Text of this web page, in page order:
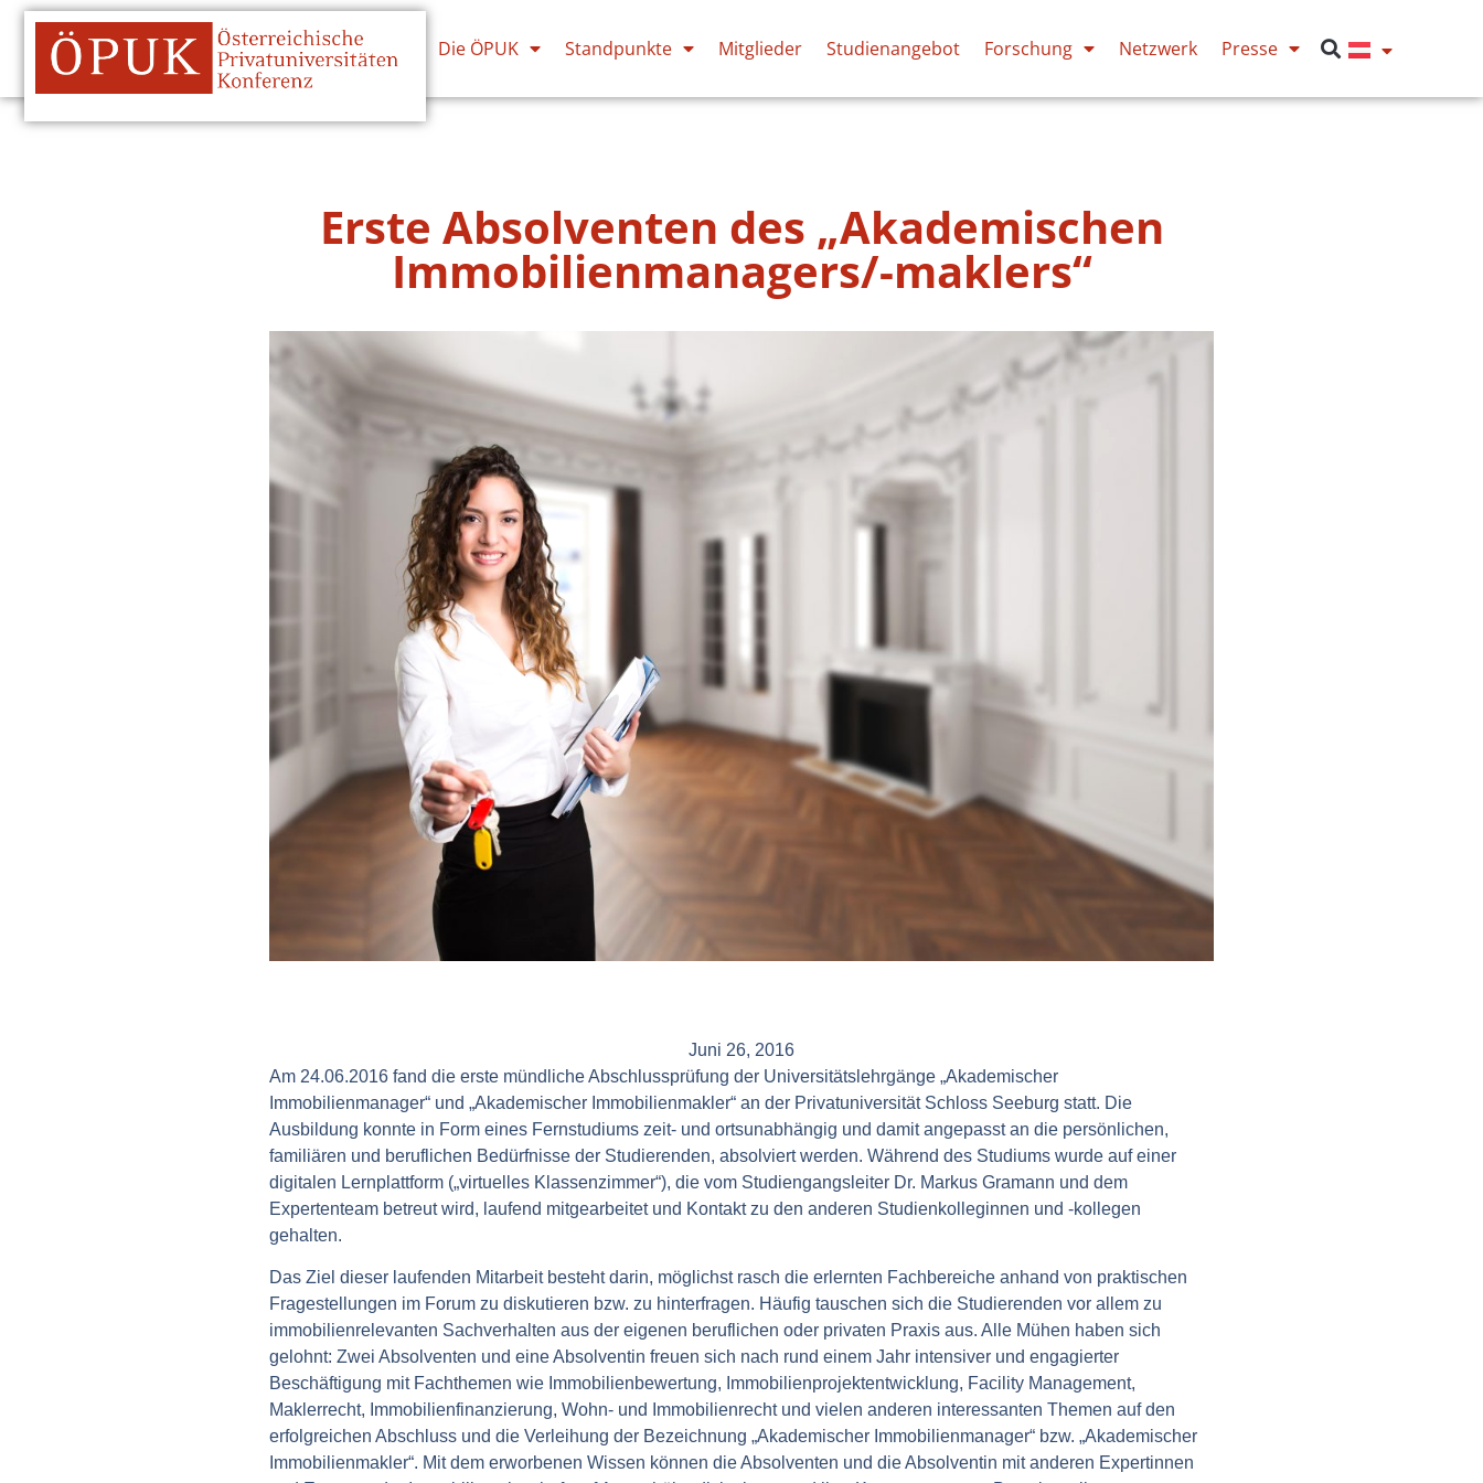
Die ÖPUK Standpunkte Mitglieder Studienangebot Forschung Netzwerk Presse
Erste Absolventen des „Akademischen
Immobilienmanagers/-maklers“
Juni 26, 2016
Am 24.06.2016 fand die erste mündliche Abschlussprüfung der Universitätslehrgänge „Akademischer
Immobilienmanager“ und „Akademischer Immobilienmakler“ an der Privatuniversität Schloss Seeburg statt. Die
Ausbildung konnte in Form eines Fernstudiums zeit- und ortsunabhängig und damit angepasst an die persönlichen,
familiären und beruflichen Bedürfnisse der Studierenden, absolviert werden. Während des Studiums wurde auf einer
digitalen Lernplattform („virtuelles Klassenzimmer“), die vom Studiengangsleiter Dr. Markus Gramann und dem
Expertenteam betreut wird, laufend mitgearbeitet und Kontakt zu den anderen Studienkolleginnen und -kollegen
gehalten.
Das Ziel dieser laufenden Mitarbeit besteht darin, möglichst rasch die erlernten Fachbereiche anhand von praktischen
Fragestellungen im Forum zu diskutieren bzw. zu hinterfragen. Häufig tauschen sich die Studierenden vor allem zu
immobilienrelevanten Sachverhalten aus der eigenen beruflichen oder privaten Praxis aus. Alle Mühen haben sich
gelohnt: Zwei Absolventen und eine Absolventin freuen sich nach rund einem Jahr intensiver und engagierter
Beschäftigung mit Fachthemen wie Immobilienbewertung, Immobilienprojektentwicklung, Facility Management,
Maklerrecht, Immobilienfinanzierung, Wohn- und Immobilienrecht und vielen anderen interessanten Themen auf den
erfolgreichen Abschluss und die Verleihung der Bezeichnung „Akademischer Immobilienmanager“ bzw. „Akademischer
Immobilienmakler“. Mit dem erworbenen Wissen können die Absolventen und die Absolventin mit anderen Expertinnen